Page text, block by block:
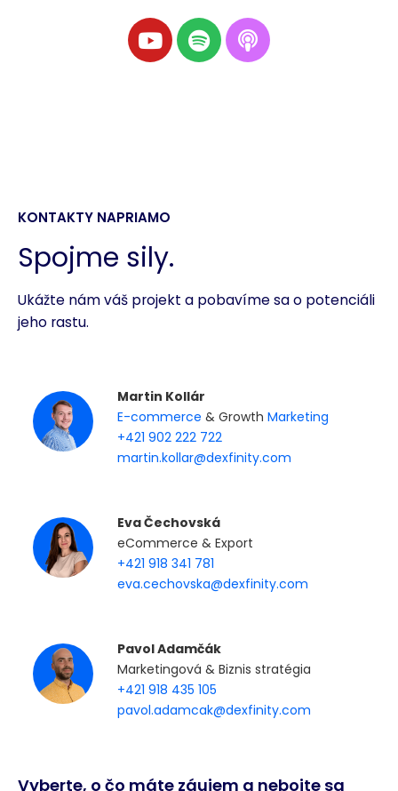
KONTAKTY NAPRIAMO
Spojme sily.
Ukážte nám váš projekt a pobavíme sa o potenciáli
jeho rastu.
Martin Kollár
E-commerce & Growth Marketing
+421 902 222 722
martin.kollar@dexfinity.com
Eva Čechovská
eCommerce & Export
+421 918 341 781
eva.cechovska@dexfinity.com
Pavol Adamčák
Marketingová & Biznis stratégia
+421 918 435 105
pavol.adamcak@dexfinity.com
Vyberte, o čo máte záujem a nebojte sa